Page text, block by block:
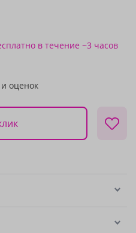
в течение ~3 часов
оценок